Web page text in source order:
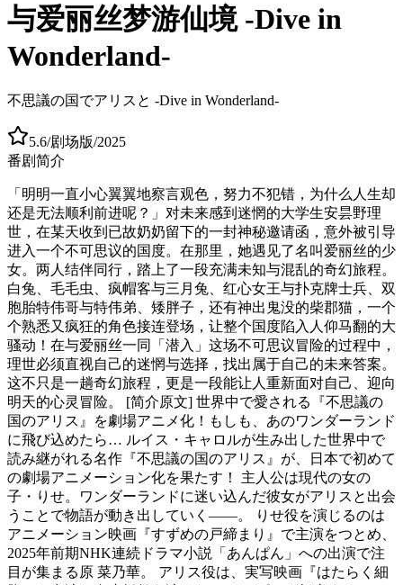
与爱丽丝梦游仙境 -Dive in
Wonderland-
不思議の国でアリスと -Dive in Wonderland-
5.6/剧场版/2025
番剧简介
「明明一直小心翼翼地察言观色，努力不犯错，为什么人生却
还是无法顺利前进呢？」对未来感到迷惘的大学生安昙野理
世，在某天收到已故奶奶留下的一封神秘邀请函，意外被引导
进入一个不可思议的国度。在那里，她遇见了名叫爱丽丝的少
女。两人结伴同行，踏上了一段充满未知与混乱的奇幻旅程。
白兔、毛毛虫、疯帽客与三月兔、红心女王与扑克牌士兵、双
胞胎特伟哥与特伟弟、矮胖子，还有神出鬼没的柴郡猫，一个
个熟悉又疯狂的角色接连登场，让整个国度陷入人仰马翻的大
骚动！在与爱丽丝一同「潜入」这场不可思议冒险的过程中，
理世必须直视自己的迷惘与选择，找出属于自己的未来答案。
这不只是一趟奇幻旅程，更是一段能让人重新面对自己、迎向
明天的心灵冒险。 [简介原文] 世界中で愛される『不思議の
国のアリス』を劇場アニメ化！もしも、あのワンダーランド
に飛び込めたら… ルイス・キャロルが生み出した世界中で
読み継がれる名作『不思議の国のアリス』が、日本で初めて
の劇場アニメーション化を果たす！ 主人公は現代の女の
子・りせ。ワンダーランドに迷い込んだ彼女がアリスと出会
うことで物語が動き出していく――。 りせ役を演じるのは
アニメーション映画『すずめの戸締まり』で主演をつとめ、
2025年前期NHK連続ドラマ小説「あんぱん」への出演で注
目が集まる原 菜乃華。 アリス役は、実写映画『はたらく細